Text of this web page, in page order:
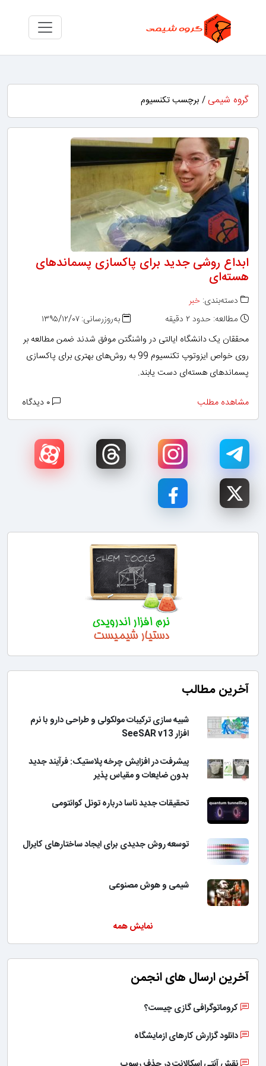
گروه شیمی / برچسب تکنسیوم
ابداع روشی جدید برای پاکسازی پسماندهای
هسته‌ای
دسته‌بندی: خبر
مطالعه: حدود ۲ دقیقه
به‌روزرسانی: ۱۳۹۵/۱۲/۰۷
محققان یک دانشگاه ایالتی در واشنگتن موفق شدند ضمن مطالعه بر
روی خواص ایزوتوپ تکنسیوم 99 به روش‌های بهتری برای پاکسازی
پسماندهای هسته‌ای دست یابند.
مشاهده مطلب
آخرین مطالب
شبیه سازی ترکیبات مولکولی و طراحی دارو با نرم
افزار SeeSAR v13
پیشرفت در افزایش چرخه پلاستیک: فرآیند جدید
بدون ضایعات و مقیاس پذیر
تحقیقات جدید ناسا درباره تونل کوانتومی
توسعه روش جدیدی برای ایجاد ساختارهای کایرال
شیمی و هوش مصنوعی
نمایش همه
آخرین ارسال های انجمن
کروماتوگرافی گازی چیست؟
دانلود گزارش کارهای ازمایشگاه